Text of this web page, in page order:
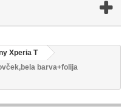
Xperia T
barva+folija